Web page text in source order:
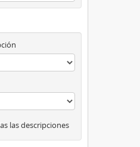
las descripciones